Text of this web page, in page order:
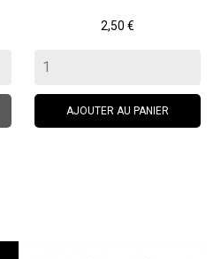
Prix
2,50 €
AJOUTER AU PANIER